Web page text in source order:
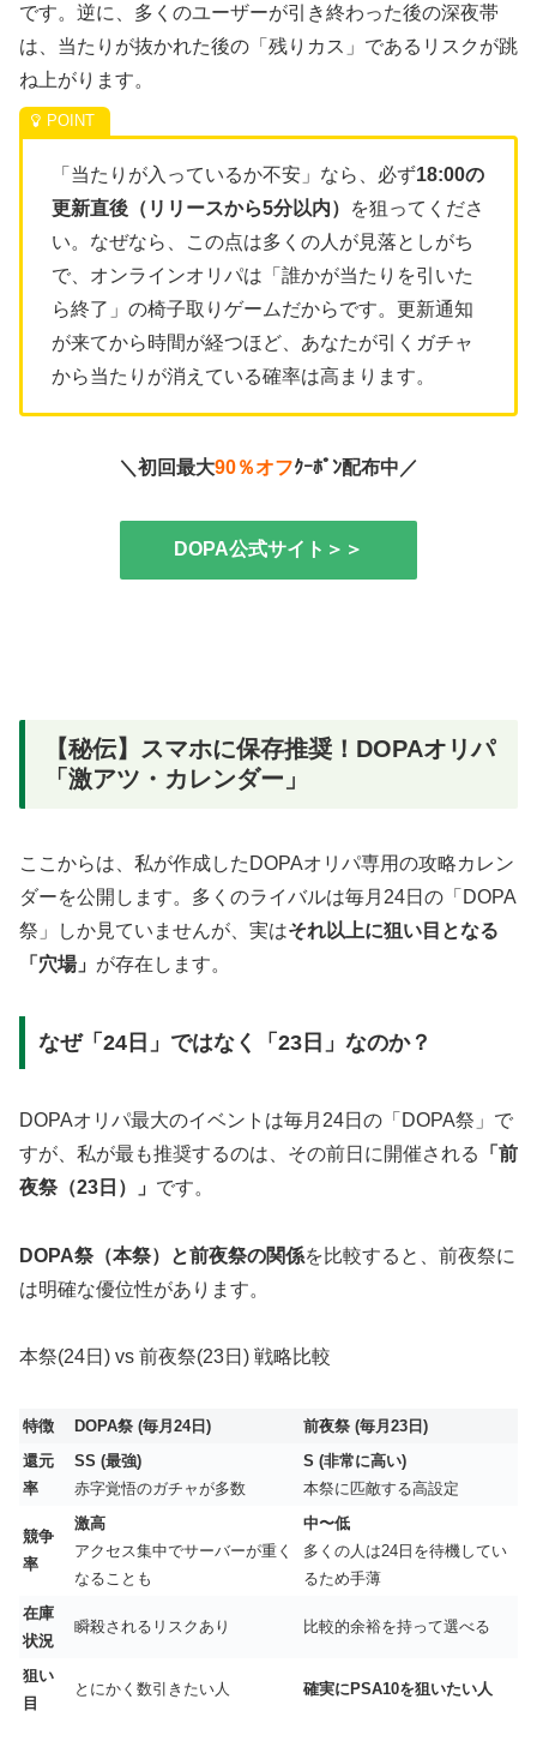
です。逆に、多くのユーザーが引き終わった後の深夜帯
は、当たりが抜かれた後の「残りカス」であるリスクが跳
ね上がります。
「当たりが入っているか不安」なら、必ず18:00の
更新直後（リリースから5分以内）
を狙ってくださ
い。なぜなら、この点は多くの人が見落としがち
で、オンラインオリパは「誰かが当たりを引いた
ら終了」の椅子取りゲームだからです。更新通知
が来てから時間が経つほど、あなたが引くガチャ
から当たりが消えている確率は高まります。
＼初回最大90％オフｸｰﾎﾟﾝ配布中／
DOPA公式サイト＞＞
【秘伝】スマホに保存推奨！DOPAオリパ
「激アツ・カレンダー」
ここからは、私が作成したDOPAオリパ専用の攻略カレン
ダーを公開します。多くのライバルは毎月24日の「DOPA
祭」しか見ていませんが、実はそれ以上に狙い目となる
「穴場」 が存在します。
なぜ「24日」ではなく「23日」なのか？
DOPAオリパ最大のイベントは毎月24日の「DOPA祭」で
すが、私が最も推奨するのは、その前日に開催される
「前
夜祭（23日）」 です。
DOPA祭（本祭）と前夜祭の関係を比較すると、前夜祭に
は明確な優位性があります。
本祭(24日) vs 前夜祭(23日) 戦略比較
特徴 DOPA祭 (毎月24日)
前夜祭 (毎月23日)
還元
率
SS (最強)
赤字覚悟のガチャが多数
S (非常に高い)
本祭に匹敵する高設定
競争
率
激高
アクセス集中でサーバーが重く
なることも
中〜低
多くの人は24日を待機してい
るため手薄
在庫
状況
瞬殺されるリスクあり 比較的余裕を持って選べる
狙い
目
とにかく数引きたい人 確実にPSA10を狙いたい人